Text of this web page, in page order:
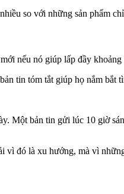
so với những sản phẩm
nếu nó giúp lấp đầy
tin tóm tắt giúp họ nắm bắt
Một bản tin gửi lúc 10 giờ
đó là xu hướng, mà vì